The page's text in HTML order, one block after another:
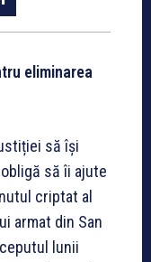
eliminarea
să își
să îi ajute
criptat al
armat din San
lunii